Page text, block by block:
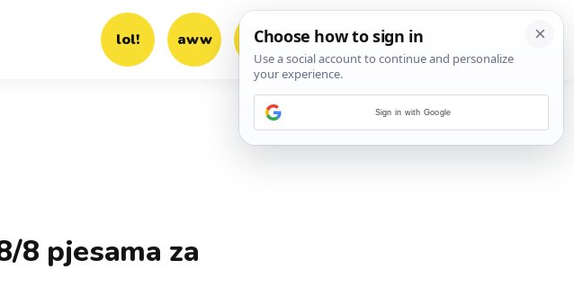
lol! aww vrh! woot?!
8 pjesama za
Sign in with Google